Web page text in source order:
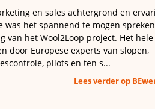
en sales achtergrond en
was het spannend te mogen
van het Wool2Loop project. Het hele
door Europese experts van slopen,
pilots en ten s...
Lees verder op